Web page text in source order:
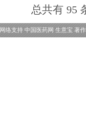
总共有 95
网络支持 中国医药网 生意宝 著